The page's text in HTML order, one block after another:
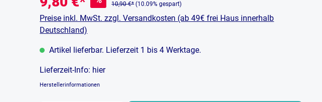
10,90 €* (10.09% gespart)
Preise inkl. MwSt. zzgl. Versandkosten (ab 49€ frei Haus innerhalb
Deutschland)
Artikel lieferbar. Lieferzeit 1 bis 4 Werktage.
Lieferzeit-Info: hier
Herstellerinformationen